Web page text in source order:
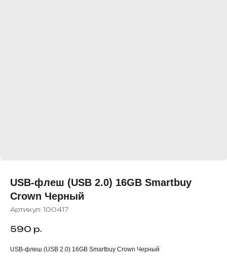
USB-флеш (USB 2.0) 16GB Smartbuy
Crown Черный
Артикул: 100417
590 р.
USB-флеш (USB 2.0) 16GB Smartbuy Crown Черный